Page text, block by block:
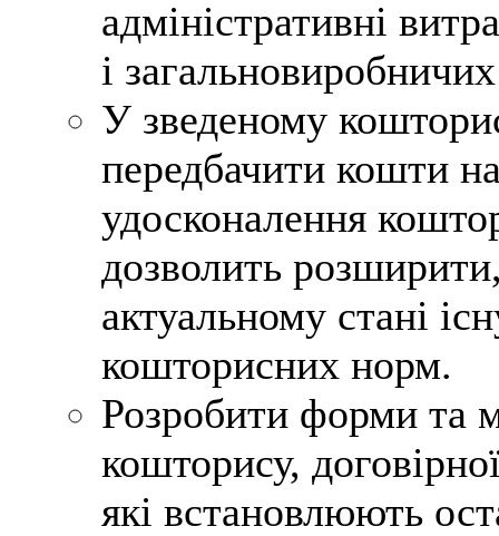
адміністративні
і
У зведеному
передбачити кошти
удосконалення
дозволить
актуальному стані
кошторисних норм.
Розробити форми та
кошторису,
які встановлюють